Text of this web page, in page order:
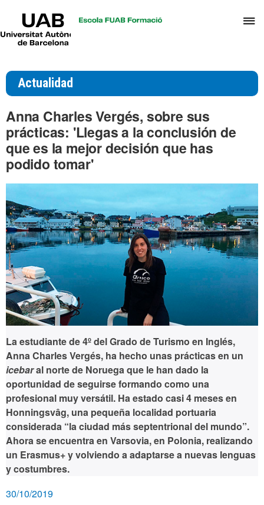
Universitat
Actualidad
Anna Charles Vergés, sobre sus
prácticas: 'Llegas a la conclusión de
que es la mejor decisión que has
podido tomar'
La estudiante de 4º del Grado de Turismo en Inglés,
Anna Charles Vergés, ha hecho unas prácticas en un
icebaral norte de Noruega que le han dado la
oportunidad de seguirse formando como una
profesional muy versátil. Ha estado casi 4 meses en
Honningsvâg, una pequeña localidad portuaria
considerada “la ciudad más septentrional del mundo”.
Ahora se encuentra en Varsovia, en Polonia, realizando
un Erasmus+ y volviendo a adaptarse a nuevas lenguas
y costumbres.
30/10/2019